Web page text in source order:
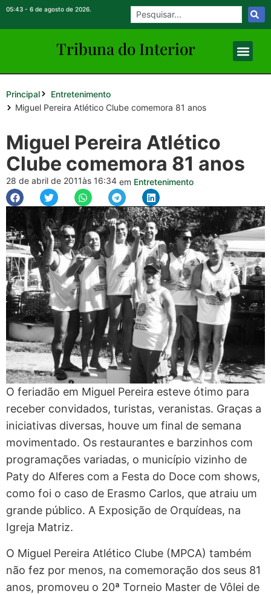
05:43 - 6 de agosto de 2026.
Tribuna do Interior
Principal
Entretenimento
Miguel Pereira Atlético Clube comemora 81 anos
Miguel Pereira Atlético
Clube comemora 81 anos
28 de abril de 2011às 16:34 em Entretenimento
O feriadão em Miguel Pereira esteve ótimo para
receber convidados, turistas, veranistas. Graças a
iniciativas diversas, houve um final de semana
movimentado. Os restaurantes e barzinhos com
programações variadas, o município vizinho de
Paty do Alferes com a Festa do Doce com shows,
como foi o caso de Erasmo Carlos, que atraiu um
grande público. A Exposição de Orquídeas, na
Igreja Matriz.
O Miguel Pereira Atlético Clube (MPCA) também
não fez por menos, na comemoração dos seus 81
anos, promoveu o 20ª Torneio Master de Vôlei de